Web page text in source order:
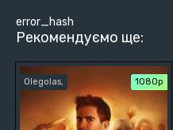
error_hash
Рекомендуємо ще:
Olegolas, 1080p